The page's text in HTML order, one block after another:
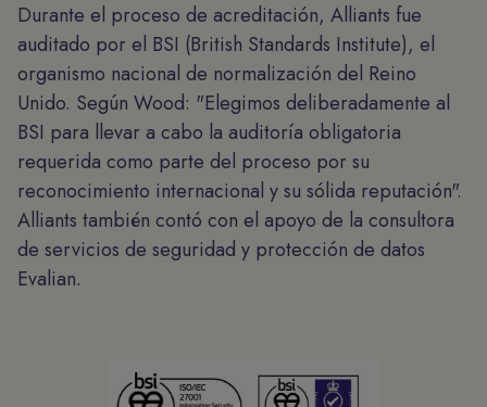
Durante el proceso de acreditación, Alliants fue
auditado por el BSI (British Standards Institute), el
organismo nacional de normalización del Reino
Unido. Según Wood: "Elegimos deliberadamente al
BSI para llevar a cabo la auditoría obligatoria
requerida como parte del proceso por su
reconocimiento internacional y su sólida reputación".
Alliants también contó con el apoyo de la consultora
de servicios de seguridad y protección de datos
Evalian.